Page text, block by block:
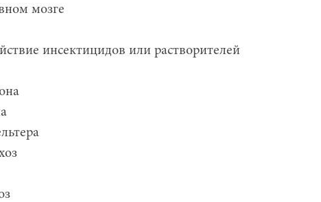
мозге
инсектицидов или растворителей